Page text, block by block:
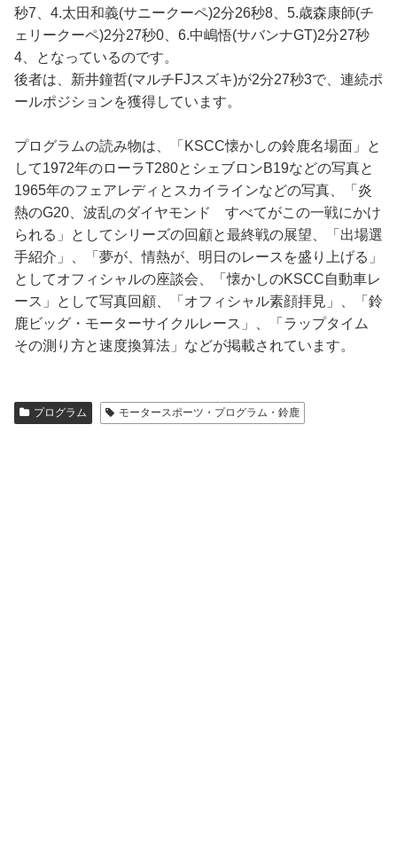
秒7、4.太田和義(サニークーペ)2分26秒8、5.歳森康師(チ
ェリークーペ)2分27秒0、6.中嶋悟(サバンナGT)2分27秒
4、となっているのです。
後者は、新井鐘哲(マルチFJスズキ)が2分27秒3で、連続ポ
ールポジションを獲得しています。
プログラムの読み物は、「KSCC懐かしの鈴鹿名場面」と
して1972年のローラT280とシェブロンB19などの写真と
1965年のフェアレディとスカイラインなどの写真、「炎
熱のG20、波乱のダイヤモンド すべてがこの一戦にかけ
られる」としてシリーズの回顧と最終戦の展望、「出場選
手紹介」、「夢が、情熱が、明日のレースを盛り上げる」
としてオフィシャルの座談会、「懐かしのKSCC自動車レ
ース」として写真回顧、「オフィシャル素顔拝見」、「鈴
鹿ビッグ・モーターサイクルレース」、「ラップタイム
その測り方と速度換算法」などが掲載されています。
プログラム モータースポーツ・プログラム・鈴鹿